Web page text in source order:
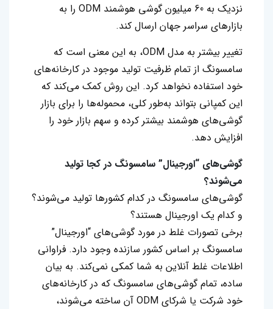
نزدیک به 60 میلیون گوشی هوشمند ODM را به
بازارهای سراسر جهان ارسال کند.
تغییر بیشتر به مدل ODM، به این معنی است که
سامسونگ از تمام ظرفیت تولید موجود در کارخانه‌های
خود استفاده نخواهد کرد. این روش کمک می‌کند که
این کمپانی بتواند به‌طور کلی، محموله‌ها را برای بازار
گوشی‌های هوشمند بیشتر کرده و سهم بازار خود را
افزایش دهد.
گوشی‌های “اورجینال” سامسونگ در کجا تولید
می‌شوند؟
گوشی‌های سامسونگ در کدام کشورها تولید می‌شوند؟
و کدام یک اورجینال هستند؟
برخی تصورات غلط در مورد گوشی‌های “اورجینال”
سامسونگ بر اساس کشور سازنده وجود دارد. فراوانی
اطلاعات غلط آنلاین به شما کمکی نمی‌کند. به بیان
ساده، تمام گوشی‌های سامسونگ که در کارخانه‌های
خود شرکت یا شرکای ODM آن ساخته می‌شوند،